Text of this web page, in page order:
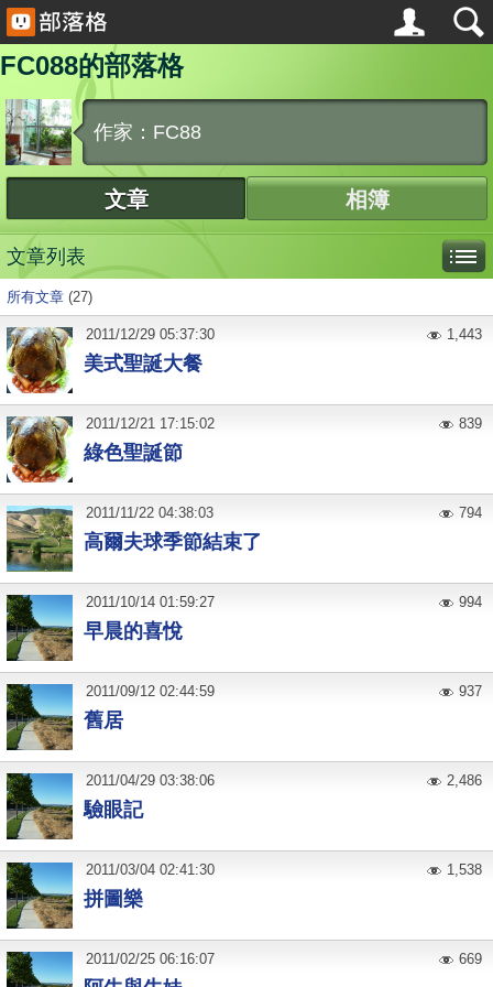
FC088的部落格
作家：FC88
文章 相簿
文章列表
所有文章 (27)
美式聖誕大餐
2011/12/29 05:37:30 1,443
綠色聖誕節
2011/12/21 17:15:02 839
高爾夫球季節結束了
2011/11/22 04:38:03 794
早晨的喜悅
2011/10/14 01:59:27 994
舊居
2011/09/12 02:44:59 937
驗眼記
2011/04/29 03:38:06 2,486
拼圖樂
2011/03/04 02:41:30 1,538
2011/02/25 06:16:07 669